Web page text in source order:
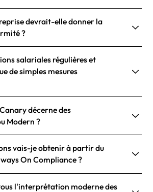
devrait-elle donner la
?
salariales régulières et
de simples mesures
décerne des
Modern ?
vais-je obtenir à partir du
On Compliance ?
l'interprétation moderne des